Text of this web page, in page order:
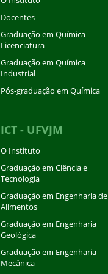
Docentes
Graduação em Química
Licenciatura
Graduação em Química
Industrial
Pós-graduação em Química
ICT - UFVJM
O Instituto
Graduação em Ciência e
Tecnologia
Graduação em Engenharia de
Alimentos
Graduação em Engenharia
Geológica
Graduação em Engenharia
Mecânica